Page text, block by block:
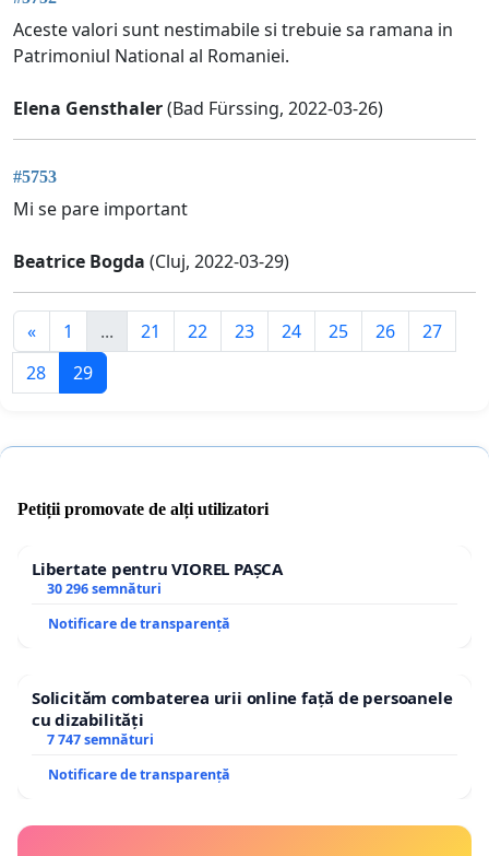
Aceste valori sunt nestimabile si trebuie sa ramana in
Patrimoniul National al Romaniei.
Elena Gensthaler(Bad Fürssing, 2022-03-26)
#5753
Mi se pare important
Beatrice Bogda (Cluj, 2022-03-29)
« 1 ... 21 22 23 24 25 26
27
28
29
Petiții promovate de alți utilizatori
Libertate pentru VIOREL PAȘCA
30 296 semnături
Notificare de transparență
Solicităm combaterea urii online față de persoanele
cu dizabilități
7 747 semnături
Notificare de transparență